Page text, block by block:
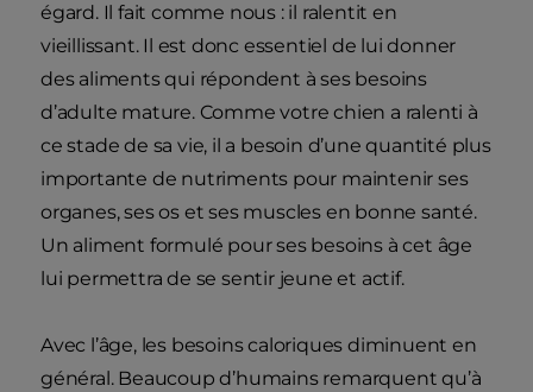
égard. Il fait comme nous : il ralentit en
vieillissant. Il est donc essentiel de lui donner
des aliments qui répondent à ses besoins
d’adulte mature. Comme votre chien a ralenti à
ce stade de sa vie, il a besoin d’une quantité plus
importante de nutriments pour maintenir ses
organes, ses os et ses muscles en bonne santé.
Un aliment formulé pour ses besoins à cet âge
lui permettra de se sentir jeune et actif.
Avec l’âge, les besoins caloriques diminuent en
général. Beaucoup d’humains remarquent qu’à